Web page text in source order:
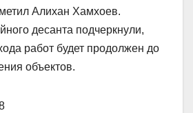
Алихан Хамхоев.
десанта подчеркнули,
работ будет продолжен до
объектов.